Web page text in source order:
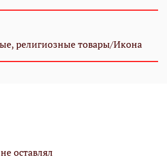
религиозные товары/Икона
оставлял